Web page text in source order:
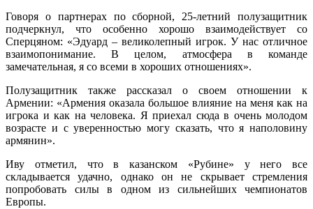
Говоря о партнерах по сборной, 25-летний полузащитник
подчеркнул, что особенно хорошо взаимодействует со
Сперцяном: «Эдуард – великолепный игрок. У нас отличное
взаимопонимание. В целом, атмосфера в команде
замечательная, я со всеми в хороших отношениях».
Полузащитник также рассказал о своем отношении к
Армении: «Армения оказала большое влияние на меня как на
игрока и как на человека. Я приехал сюда в очень молодом
возрасте и с уверенностью могу сказать, что я наполовину
армянин».
Иву отметил, что в казанском «Рубине» у него все
складывается удачно, однако он не скрывает стремления
попробовать силы в одном из сильнейших чемпионатов
Европы.